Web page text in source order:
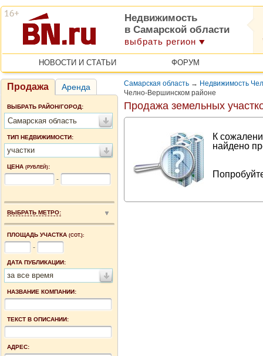
Недвижимость
в Самарской области
выбрать регион
НОВОСТИ И СТАТЬИ ФОРУМ
Продажа Аренда
ВЫБРАТЬ РАЙОН/ГОРОД:
Самарская область
ТИП НЕДВИЖИМОСТИ:
участки
ЦЕНА (РУБЛЕЙ):
-
ВЫБРАТЬ МЕТРО:
ПЛОЩАДЬ УЧАСТКА (СОТ.):
-
ДАТА ПУБЛИКАЦИИ:
за все время
НАЗВАНИЕ КОМПАНИИ:
ТЕКСТ В ОПИСАНИИ:
АДРЕС:
Самарская область → Недвижимость
Челно-Вершинском районе
Продажа земельных
К
найдено